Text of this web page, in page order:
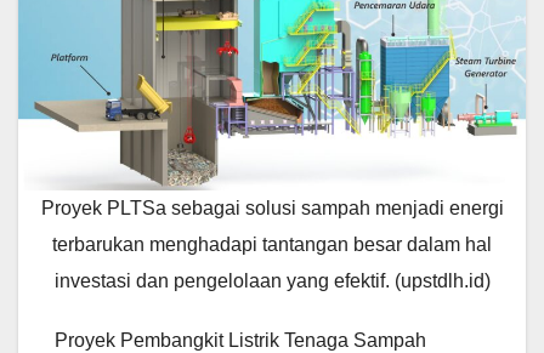
Proyek PLTSa sebagai solusi sampah menjadi energi
terbarukan menghadapi tantangan besar dalam hal
investasi dan pengelolaan yang efektif. (upstdlh.id)
Proyek Pembangkit Listrik Tenaga Sampah